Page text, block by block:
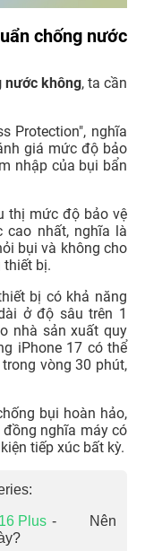
chống nước
nước không, ta cần
Protection", nghĩa
giá mức độ bảo
nhập của bụi bẩn
thị mức độ bảo vệ
cao nhất, nghĩa là
bụi và không cho
thiết bị.
bị có khả năng
ở độ sâu trên 1
nhà sản xuất quy
iPhone 17 có thể
vòng 30 phút,
bụi hoàn hảo,
nghĩa máy có
tiếp xúc bất kỳ.
Plus - Nên